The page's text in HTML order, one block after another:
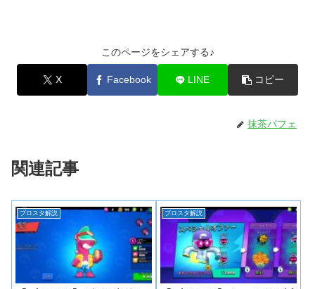
このページをシェアする♪
X Facebook LINE コピー
抹茶パフェ
関連記事
ブロスタ解説 ブロスタ解説